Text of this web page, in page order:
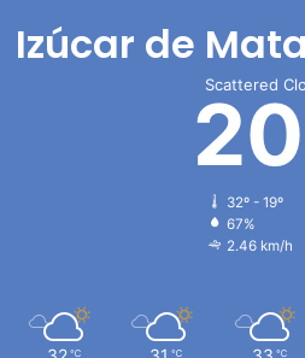
Izúcar de
Scattered
20
32º - 19º
67%
2.46 km/h
℃ ℃ ℃